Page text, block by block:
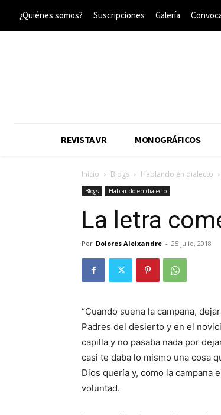
¿Quiénes somos? Suscripciones Galería
REVISTA VR MONOGRÁFICOS
Inicio Blogs Hablando en dialecto
Blogs Hablando en dialecto
La letra
Por Dolores Aleixandre - 25 julio, 2018
“Cuando suena la campana,
Padres del desierto y en el
capilla y no pasaba nada por
casi te daba lo mismo una cosa
Dios quería y, como la campana
voluntad.